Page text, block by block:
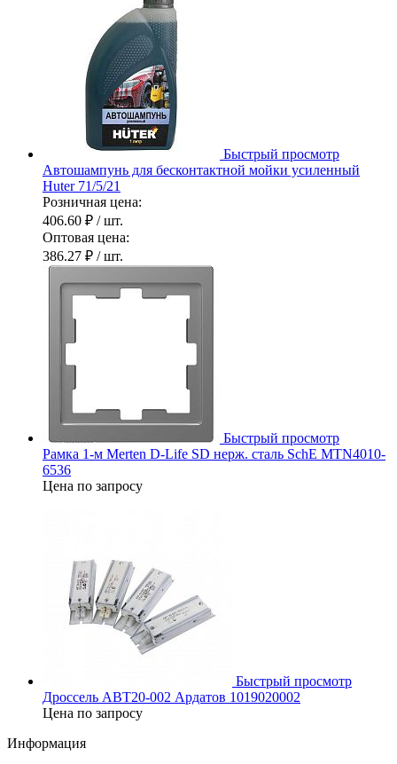
Быстрый просмотр
Автошампунь для бесконтактной мойки усиленный
Huter 71/5/21
Розничная цена:
406.60 ₽ / шт.
Оптовая цена:
386.27 ₽ / шт.
Быстрый просмотр
Рамка 1-м Merten D-Life SD нерж. сталь SchE MTN4010-
6536
Цена по запросу
Быстрый просмотр
Дроссель АВТ20-002 Ардатов 1019020002
Цена по запросу
Информация